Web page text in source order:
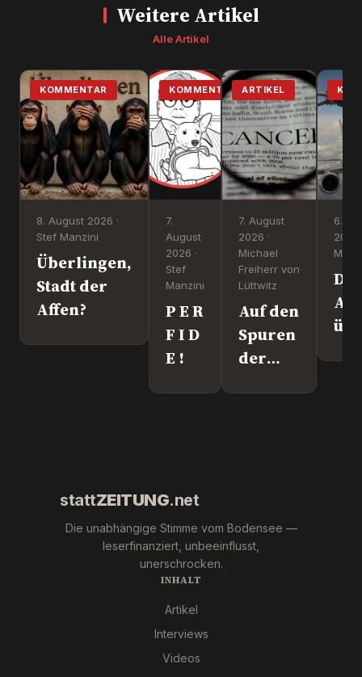
Weitere Artikel
Alle Artikel
KOMMENTAR
8. August 2026 ·
Stef Manzini
Überlingen,
Stadt der
Affen?
KOMMENTAR
7.
August
2026 ·
Stef
Manzini
P E R
F I D
E !
ARTIKEL
7. August
2026 ·
Michael
Freiherr von
Lüttwitz
Auf den
Spuren
der
6.
2026
stattZEITUNG.net
Die unabhängige Stimme vom Bodensee —
leserfinanziert, unbeeinflusst,
unerschrocken.
INHALT
Artikel
Interviews
Videos